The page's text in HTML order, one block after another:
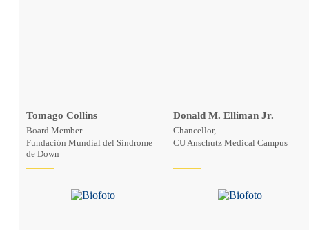
Tomago Collins
Board Member
Fundación Mundial del Síndrome
de Down
Donald M. Elliman Jr.
Chancellor,
CU Anschutz Medical Campus